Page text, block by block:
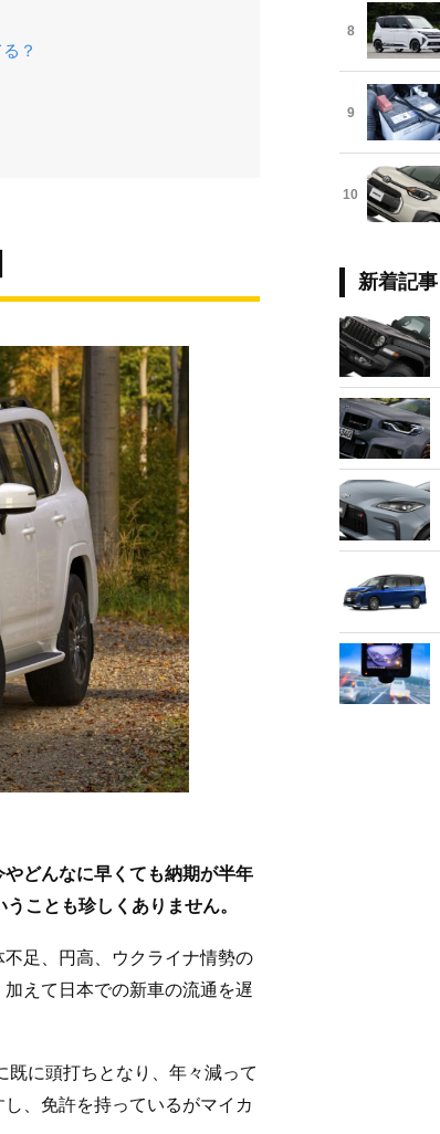
？
やどんなに早くても納期が半年
ことも珍しくありません。
足、円高、ウクライナ情勢の
えて日本での新車の流通を遅
に頭打ちとなり、年々減って
、免許を持っているがマイカ
8
9
10
新着記事